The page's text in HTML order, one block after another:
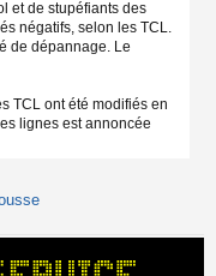
et de stupéfiants des
négatifs, selon les TCL.
de dépannage. Le
TCL ont été modifiés en
lignes est annoncée